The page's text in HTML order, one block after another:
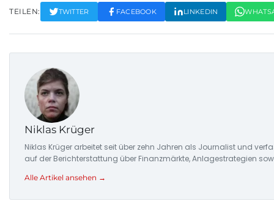
TEILEN: TWITTER FACEBOOK LINKEDIN
Niklas Krüger
Niklas Krüger arbeitet seit über zehn Jahren als Journalist und
auf der Berichterstattung über Finanzmärkte, Anlagestrategien
Alle Artikel ansehen →